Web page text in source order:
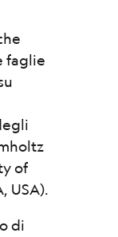
faglie
of
USA).
di